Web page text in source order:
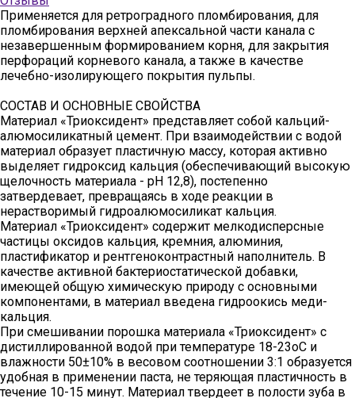
Применяется для ретроградного пломбирования, для
пломбирования верхней апексальной части канала с
незавершенным формированием корня, для закрытия
перфораций корневого канала, а также в качестве
лечебно-изолирующего покрытия пульпы.
СОСТАВ И ОСНОВНЫЕ СВОЙСТВА
Материал «Триоксидент» представляет собой кальций-
алюмосиликатный цемент. При взаимодействии с водой
материал образует пластичную массу, которая активно
выделяет гидроксид кальция (обеспечивающий высокую
щелочность материала - рН 12,8), постепенно
затвердевает, превращаясь в ходе реакции в
нерастворимый гидроалюмосиликат кальция.
Материал «Триоксидент» содержит мелкодисперсные
частицы оксидов кальция, кремния, алюминия,
пластификатор и рентгеноконтрастный наполнитель. В
качестве активной бактериостатической добавки,
имеющей общую химическую природу с основными
компонентами, в материал введена гидроокись меди-
кальция.
При смешивании порошка материала «Триоксидент» с
дистиллированной водой при температуре 18-23оС и
влажности 50±10% в весовом соотношении 3:1 образуется
удобная в применении паста, не теряющая пластичность в
течение 10-15 минут. Материал твердеет в полости зуба в